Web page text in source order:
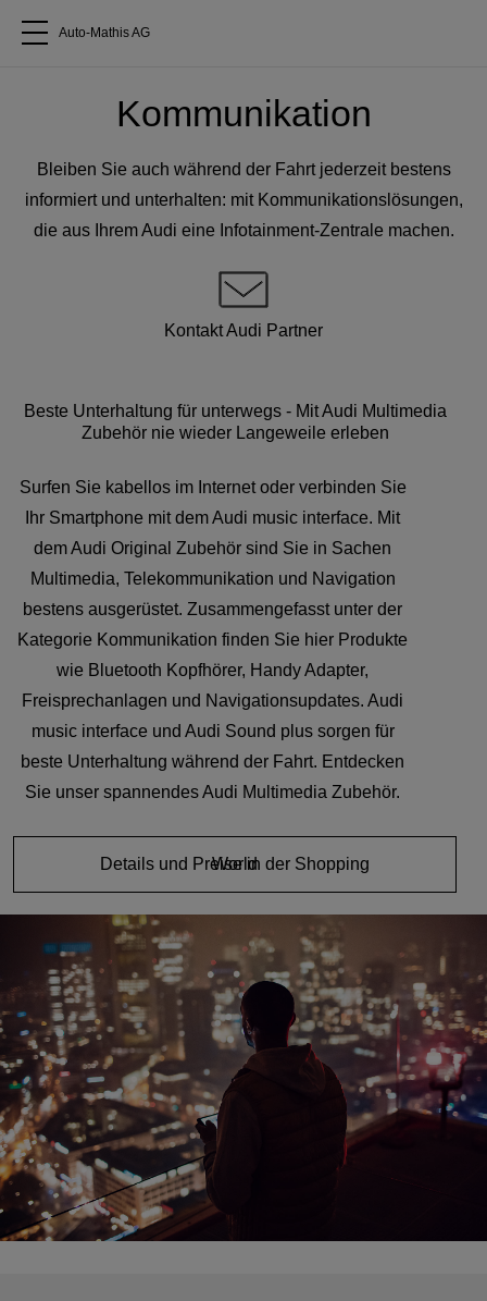
Alle Modelle
Über uns
Audi kaufen
Geschäftskunden
Auto-Mathis AG
Kommunikation
Bleiben Sie auch während der Fahrt jederzeit bestens
informiert und unterhalten: mit Kommunikationslösungen,
die aus Ihrem Audi eine Infotainment-Zentrale machen.
Kontakt Audi Partner
Beste Unterhaltung für unterwegs - Mit Audi Multimedia
Zubehör nie wieder Langeweile erleben
Surfen Sie kabellos im Internet oder verbinden Sie
Ihr Smartphone mit dem Audi music interface. Mit
dem Audi Original Zubehör sind Sie in Sachen
Multimedia, Telekommunikation und Navigation
bestens ausgerüstet. Zusammengefasst unter der
Kategorie Kommunikation finden Sie hier Produkte
wie Bluetooth Kopfhörer, Handy Adapter,
Freisprechanlagen und Navigationsupdates. Audi
music interface und Audi Sound plus sorgen für
beste Unterhaltung während der Fahrt. Entdecken
Sie unser spannendes Audi Multimedia Zubehör.
Details und Preise in der Shopping World